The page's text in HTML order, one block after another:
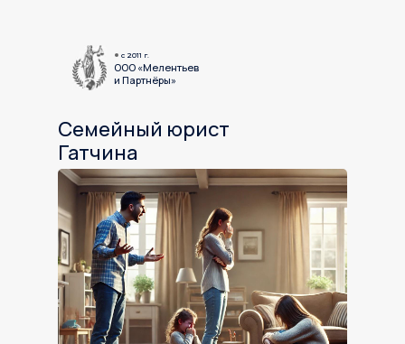
Семейный юрист
Гатчина
ООО «Мелентьев
и Партнёры»
c 2011 г.